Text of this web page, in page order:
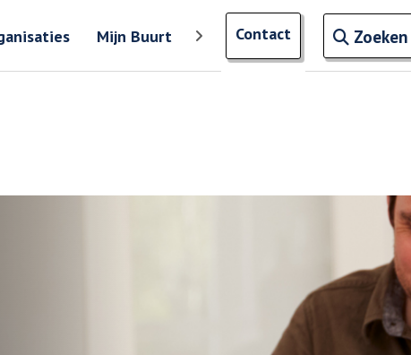
Mijn Buurt Toon meer menu items van 'Mijn
Contact Zoeken
Zoeken naar ingevoerde termen